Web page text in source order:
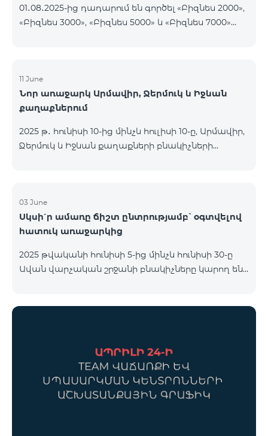
01․08․2025-ից դադարում են գործել «Բիզնես 2000»,
«Բիզնես 3000», «Բիզնես 5000» և «Բիզնես 7000»
ստորև ներկայացված աղյուսակի․ Հին
սակագնային փաթեթ Նոր սակագնային փաթեթ
Բիզնես 2000 PRO 1900 Բիզնես 3000 Pro Special 1
11 June
Նոր առաջարկ Արմավիր, Ջերմուկ և Իջևան
քաղաքներում
2025 թ․ հունիսի 10-ից մինչև հուլիսի 10-ը, Արմավիր,
Ջերմուկ և Իջևան քաղաքների բնակիչների
9900 Regional Ակցիայի շրջանակում
առաջարկվում է 50% զեղչ առաջին 6 ամիսների
համար, 12 ամիս բաժանորդագրության դեպքում։
ներառումներին մանրամասն ծանոթանալու
համար կարող եք անցնել հետևյալ հղմամբ՝
է մինչև 1
03 June
Սկսի՛ր ամառը ճիշտ ընտրությամբ՝ օգտվելով
հատուկ առաջարկից
2025 թվականի հունիսի 5-ից մինչև հունիսի 30-ը
Ավան վարչական շրջանի բնակիչները կարող են
50% զեղչ, Հաջորդ 6 ամիսների ընթացքում՝ 25%
ներառումներին մանրամասն ծանոթանալու
համար կարող եք անցնել հետևյալ հղմամբ՝